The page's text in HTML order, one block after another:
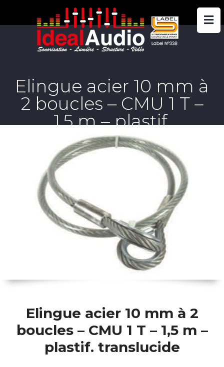
Elingue acier 10 mm à
2 boucles – CMU 1 T –
1,5 m – plastif.
translucide
Elingue acier 10 mm à 2
boucles – CMU 1 T – 1,5 m –
plastif. translucide